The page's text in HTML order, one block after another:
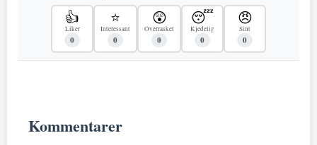
👍
Liker
0
⭐
Interessant
0
😲
Overrasket
0
😴
Kjedelig
0
😠
Sint
0
Kommentarer